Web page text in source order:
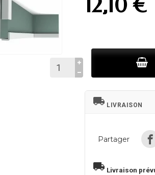
local_shipping LIVRAISON
Partager
local_shipping Livraison